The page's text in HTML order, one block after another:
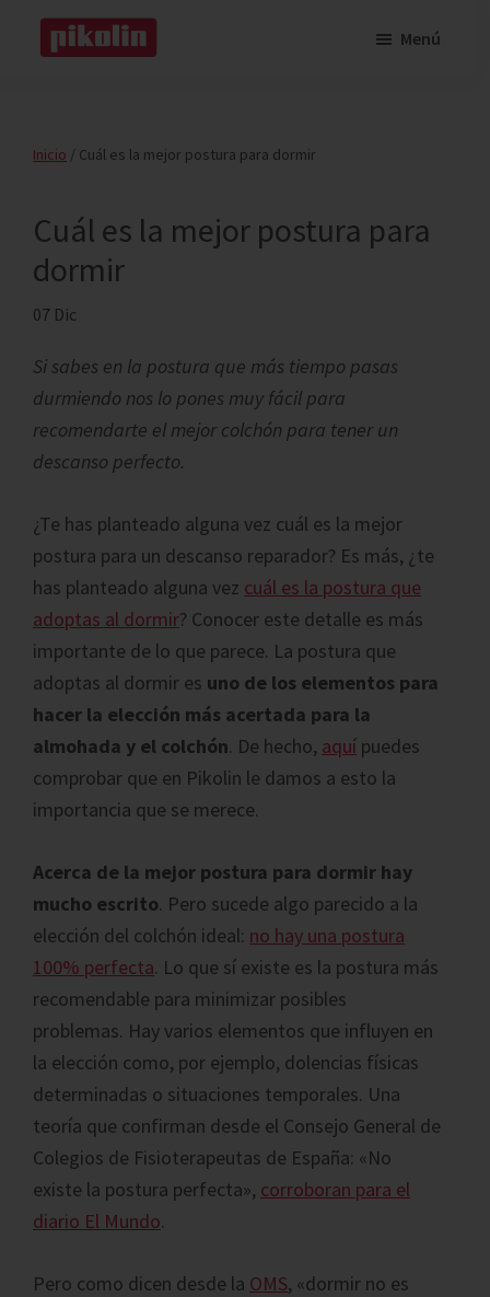
Saltar
Saltar
lateral
Menú
Inicio / Cuál es la mejor postura para dormir
Cuál es la mejor postura para
dormir
07 Dic
Si sabes en la postura que más tiempo pasas
durmiendo nos lo pones muy fácil para
recomendarte el mejor colchón para tener un
descanso perfecto.
¿Te has planteado alguna vez cuál es la mejor
postura para un descanso reparador? Es más, ¿te
has planteado alguna vez cuál es la postura que
adoptas al dormir? Conocer este detalle es más
importante de lo que parece. La postura que
adoptas al dormir es uno de los elementos para
hacer la elección más acertada para la
almohada y el colchón. De hecho, aquí puedes
comprobar que en Pikolin le damos a esto la
importancia que se merece.
Acerca de la mejor postura para dormir hay
mucho escrito. Pero sucede algo parecido a la
elección del colchón ideal: no hay una postura
100% perfecta. Lo que sí existe es la postura más
recomendable para minimizar posibles
problemas. Hay varios elementos que influyen en
la elección como, por ejemplo, dolencias físicas
determinadas o situaciones temporales. Una
teoría que confirman desde el Consejo General de
Colegios de Fisioterapeutas de España: «No
existe la postura perfecta», corroboran para el
diario El Mundo.
Pero como dicen desde la OMS, «dormir no es